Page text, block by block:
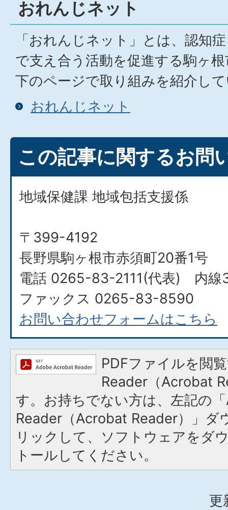
おれんじネット
「おれんじネット」とは、認知
で支え合う活動を促進する駒ヶ
下のページで取り組みを紹介し
おれんじネット
この記事に関するお問
地域保健課 地域包括支援係
〒399-4192
長野県駒ヶ根市赤須町20番1号
電話 0265-83-2111(代表) 内線
ファックス 0265-83-8590
お問い合わせフォームはこちら
PDFファイルを閲
Reader（Acrobat
す。お持ちでない方は、左記の
Reader（Acrobat Reader）」ダ
リックして、ソフトウェアをダ
トールしてください。
更